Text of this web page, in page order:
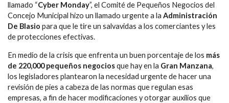
llamado “Cyber Monday”, el Comité de Pequeños Negocios del
Concejo Municipal hizo un llamado urgente a la Administración
De Blasio para que le tire un salvavidas a los comerciantes y les
de protecciones efectivas.
En medio de la crisis que enfrenta un buen porcentaje de los más
de 220,000 pequeños negociosque hay en la Gran Manzana,
los legisladores plantearon la necesidad urgente de hacer una
revisión de pies a cabeza de las normas que regulan esas
empresas, a fin de hacer modificaciones y otorgar auxilios que